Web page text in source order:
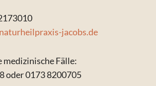
jacobs.de
medizinische Fälle:
oder 0173 8200705